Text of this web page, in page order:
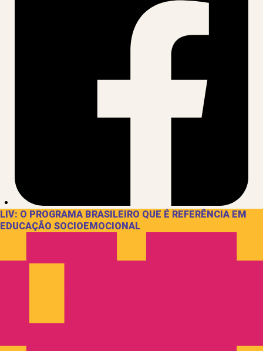
LIV: O PROGRAMA BRASILEIRO QUE É REFERÊNCIA EM
EDUCAÇÃO SOCIOEMOCIONAL